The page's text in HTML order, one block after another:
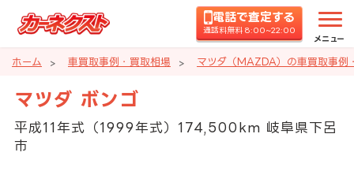
電話で査定する
通話料無料 8:00~22:00
メニュー
ホーム 車買取事例・買取相場 マツダ（MAZDA）の車買取事例
マツダ ボンゴ
平成11年式（1999年式）174,500km 岐阜県下呂
市